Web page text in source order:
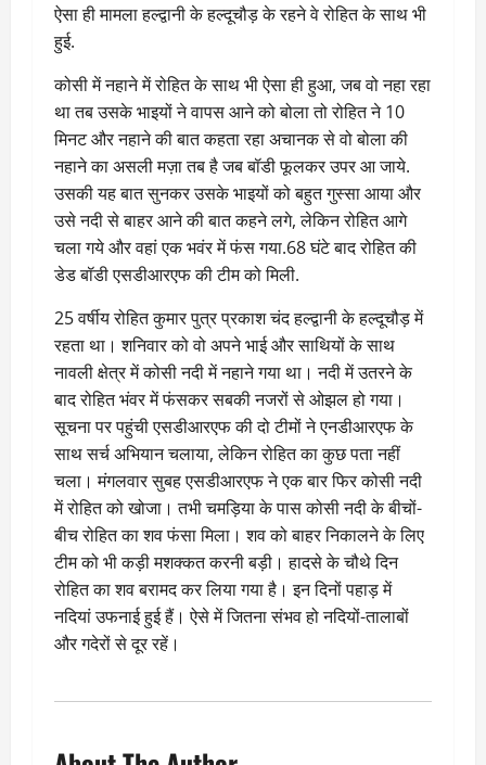
ऐसा ही मामला हल्द्वानी के हल्दूचौड़ के रहने वे रोहित के साथ भी
हुई.
कोसी में नहाने में रोहित के साथ भी ऐसा ही हुआ, जब वो नहा रहा
था तब उसके भाइयों ने वापस आने को बोला तो रोहित ने 10
मिनट और नहाने की बात कहता रहा अचानक से वो बोला की
नहाने का असली मज़ा तब है जब बॉडी फूलकर उपर आ जाये.
उसकी यह बात सुनकर उसके भाइयों को बहुत गुस्सा आया और
उसे नदी से बाहर आने की बात कहने लगे, लेकिन रोहित आगे
चला गये और वहां एक भवंर में फंस गया.68 घंटे बाद रोहित की
डेड बॉडी एसडीआरएफ की टीम को मिली.
25 वर्षीय रोहित कुमार पुत्र प्रकाश चंद हल्द्वानी के हल्दूचौड़ में
रहता था। शनिवार को वो अपने भाई और साथियों के साथ
नावली क्षेत्र में कोसी नदी में नहाने गया था। नदी में उतरने के
बाद रोहित भंवर में फंसकर सबकी नजरों से ओझल हो गया।
सूचना पर पहुंची एसडीआरएफ की दो टीमों ने एनडीआरएफ के
साथ सर्च अभियान चलाया, लेकिन रोहित का कुछ पता नहीं
चला। मंगलवार सुबह एसडीआरएफ ने एक बार फिर कोसी नदी
में रोहित को खोजा। तभी चमड़िया के पास कोसी नदी के बीचों-
बीच रोहित का शव फंसा मिला। शव को बाहर निकालने के लिए
टीम को भी कड़ी मशक्कत करनी बड़ी। हादसे के चौथे दिन
रोहित का शव बरामद कर लिया गया है। इन दिनों पहाड़ में
नदियां उफनाई हुई हैं। ऐसे में जितना संभव हो नदियों-तालाबों
और गदेरों से दूर रहें।